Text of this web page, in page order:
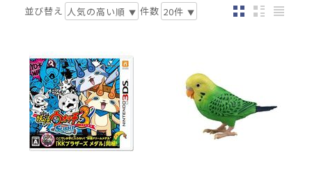
並び替え 人気の高い順 件数 20件